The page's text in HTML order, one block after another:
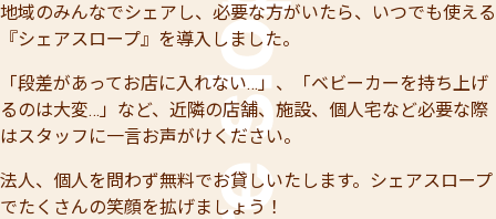
地域のみんなでシェアし、必要な方がいたら、いつでも使える
『シェアスロープ』を導入しました。
「段差があってお店に入れない…」、「ベビーカーを持ち上げ
るのは大変…」など、近隣の店舗、施設、個人宅など必要な際
はスタッフに一言お声がけください。
法人、個人を問わず無料でお貸しいたします。シェアスロープ
でたくさんの笑顔を拡げましょう！